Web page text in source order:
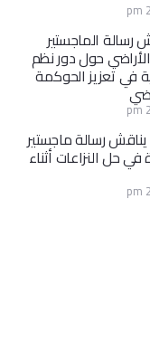
الماجستير
الأراضي حول دور نظم
في تعزيز الحوكمة
يناقش رسالة ماجستير
في حل النزاعات أثناء